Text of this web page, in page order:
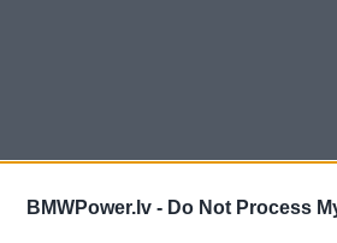
BMWPower.lv - Do Not Process